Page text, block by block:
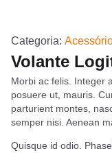
Categoria:
Volante
Morbi ac felis. Integer
posuere ut, mauris.
parturient montes,
semper nisi. Aenean
Quisque id odio.